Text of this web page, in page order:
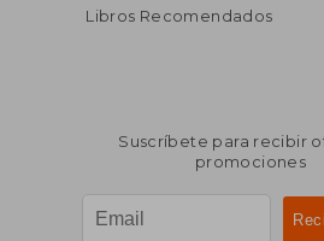
Libros Recomendados
Suscríbete para recibir
promociones